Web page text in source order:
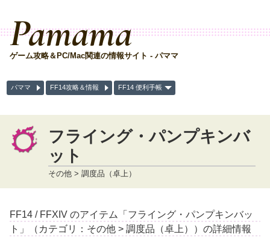
Pamama
ゲーム攻略＆PC/Mac関連の情報サイト - パママ
パママ FF14攻略＆情報 FF14 便利手帳
フライング・パンプキンバ
ット
その他 > 調度品（卓上）
FF14 / FFXIV のアイテム「フライング・パンプキンバッ
ト」（カテゴリ：その他 > 調度品（卓上））の詳細情報